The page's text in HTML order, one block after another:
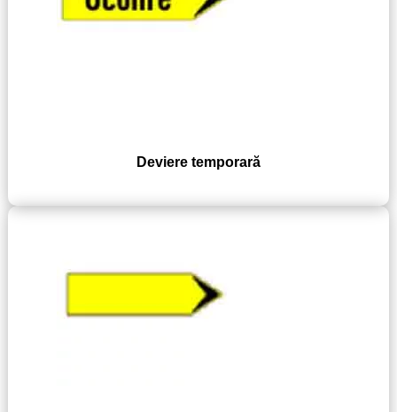
Deviere temporară